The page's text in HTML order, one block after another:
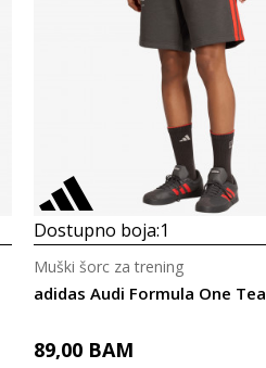
Dostupno boja:1
adidas Audi Formula One
Muški šorc za trening
89,00 BAM